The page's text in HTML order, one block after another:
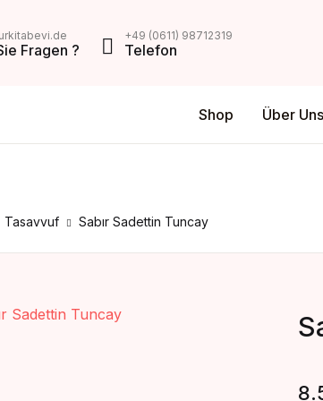
Fragen ?
+49 (0611) 98712319
Telefon
Shop Über Uns
Datenschutz
Tasavvuf Sabır Sadettin Tuncay